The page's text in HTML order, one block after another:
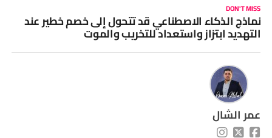
DON'T MISS
نماذج الذكاء الاصطناعي قد تتحول إلى خصم خطير عند
التهديد ابتزاز واستعداد للتخريب والموت
عمر الشال